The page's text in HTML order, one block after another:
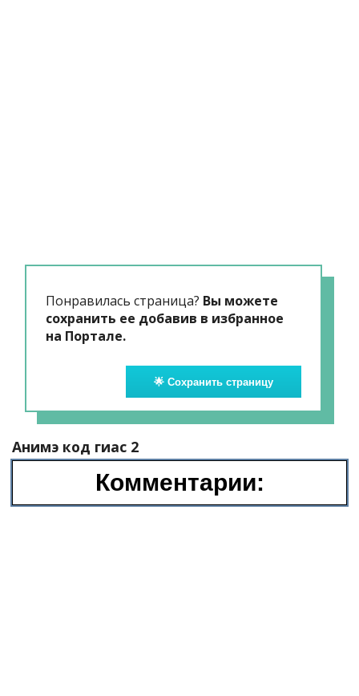
Понравилась страница? Вы можете
сохранить ее добавив в избранное
на Портале.
🌟 Сохранить страницу
Анимэ код гиас 2
Комментарии: